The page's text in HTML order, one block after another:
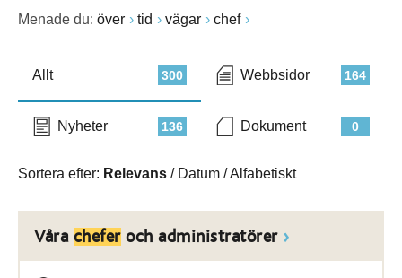
Menade du: över tid vägar chef
300
Allt 164
Webbsidor
136
Nyheter 0
Dokument
Sortera efter: Relevans / Datum /Alfabetiskt
Våra cheferoch administratörer